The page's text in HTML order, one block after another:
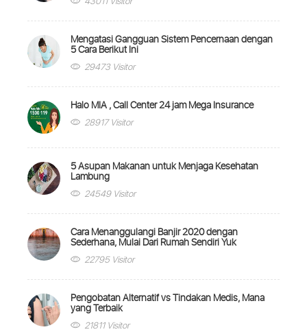
Mengatasi Gangguan Sistem Pencernaan dengan
5 Cara Berikut Ini
29473 Visitor
Halo MIA , Call Center 24 jam Mega Insurance
28917 Visitor
5 Asupan Makanan untuk Menjaga Kesehatan
Lambung
24549 Visitor
Cara Menanggulangi Banjir 2020 dengan
Sederhana, Mulai Dari Rumah Sendiri Yuk
22795 Visitor
Pengobatan Alternatif vs Tindakan Medis, Mana
yang Terbaik
21811 Visitor